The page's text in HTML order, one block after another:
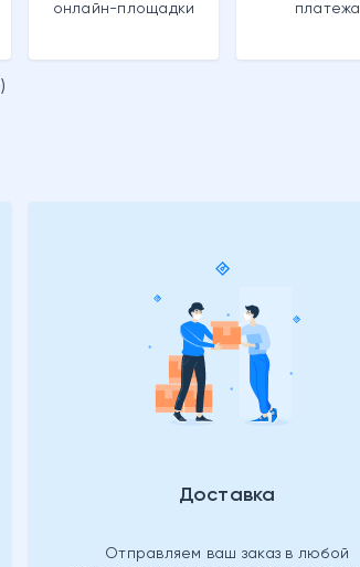
онлайн-площадки
платежа
Доставка
Отправляем ваш заказ в любой